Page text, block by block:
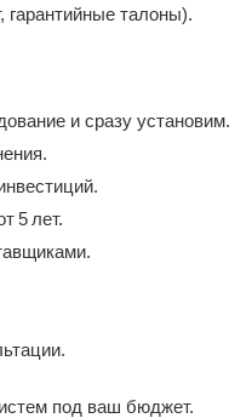
гарантийные талоны).
и сразу установим.
5 лет.
под ваш бюджет.